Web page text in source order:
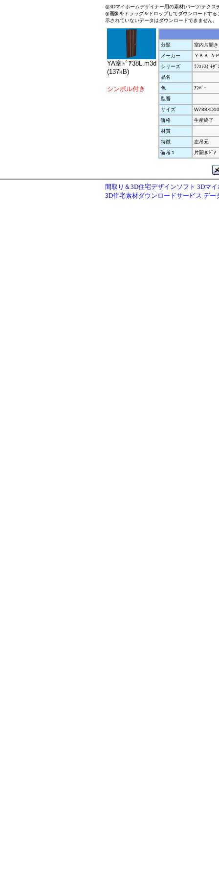
◎3Dマイホームデザイナー用の素材(パーツ/テクス
◎画像をドラッグ＆ドロップしてダウンロードす
示されていないデータはダウンロードできません。
YA室ﾄﾞｱ38L.m3d
(137kB)
シンボル付き
分類
室内片開き
メーカー
ＹＫＫ Ａ
シリーズ
ﾗﾌｫﾚｽﾀ ﾓﾀﾞ
品名
色
ｱﾝﾊﾞｰ
型番
サイズ
価格
生産終了
材質
特徴
左吊元
備考１
片開きﾄﾞｱ
間取り＆3D住宅デザインソフト 3Dマ
3D住宅素材ダウンロードサービス デー